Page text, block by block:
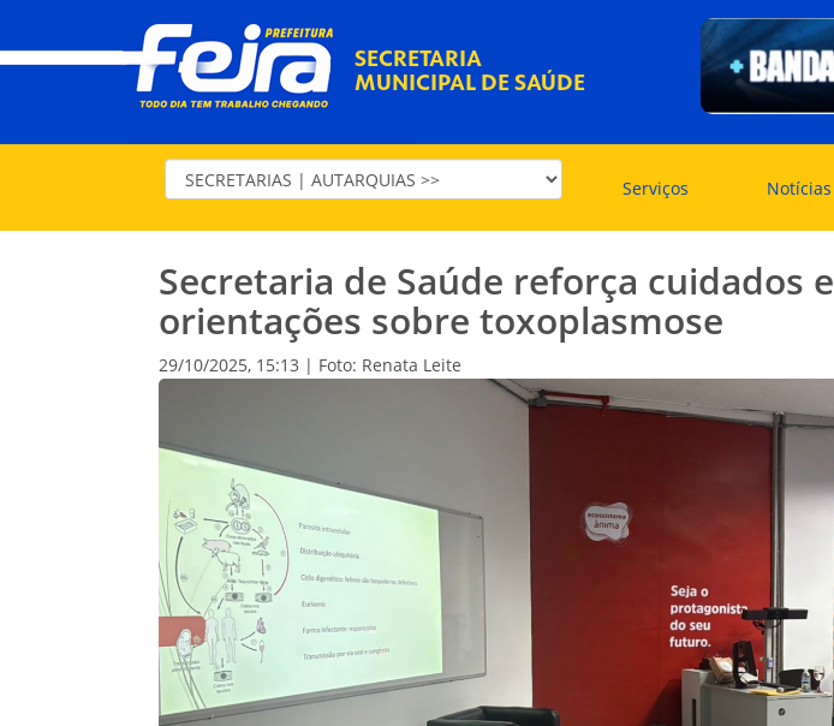
SECRETARIA
MUNICIPAL DE SAÚDE
Serviços Notícias
Secretaria de Saúde reforça cuidados e
orientações sobre toxoplasmose
29/10/2025, 15:13 | Foto: Renata Leite